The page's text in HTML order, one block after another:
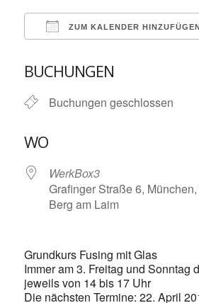
ZUM KALENDER
BUCHUNGEN
Buchungen geschlossen
WO
WerkBox3
Grafinger Straße 6,
Berg am Laim
Grundkurs Fusing mit Glas
Immer am 3. Freitag und Sonntag
jeweils von 14 bis 17 Uhr
Die nächsten Termine: 22. April